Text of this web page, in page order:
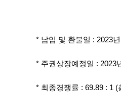
* 납입 및 환불일 : 2023
* 주권상장예정일 : 2023
* 최종경쟁률 : 69.89 : 1